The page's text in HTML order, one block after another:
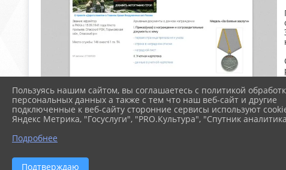
Пользуясь нашим сайтом, вы соглашаетесь с политикой
персональных данных а также с тем что наш веб-сайт и другие
подключенные к веб-сайту сторонние сервисы используют
Яндекс Метрика, "Госуслуги", "PRO.Культура", "Спутник
Подробнее
Подтверждаю